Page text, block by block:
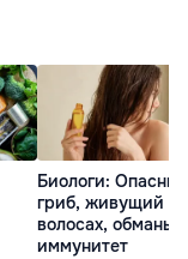
Биологи: Опасный
гриб, живущий в
волосах,
иммунитет